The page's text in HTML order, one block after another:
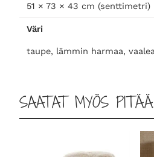
51 × 73 × 43 cm (senttimetri)
Väri
taupe, lämmin harmaa,
SAATAT MYÖS